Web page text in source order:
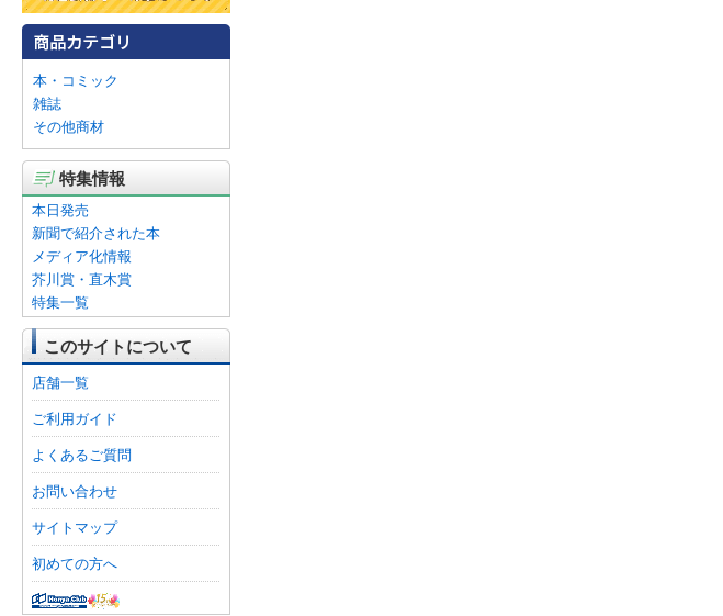
本・コミック
雑誌
その他商材
特集情報
本日発売
新聞で紹介された本
メディア化情報
芥川賞・直木賞
特集一覧
このサイトについて
店舗一覧
ご利用ガイド
よくあるご質問
お問い合わせ
サイトマップ
初めての方へ